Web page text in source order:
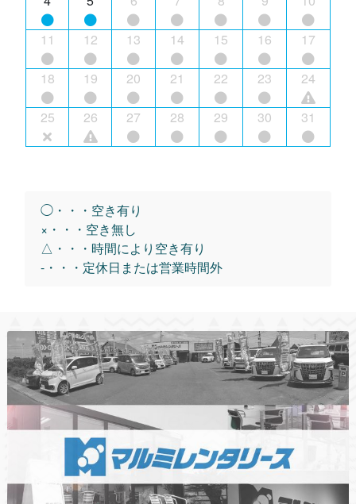
11 12 13 14 15 16 17
18 19 20 21 22 23 24
25 26 27 28 29 30 31
◯・・・空き有り
×・・・空き無し
△・・・時間により空き有り
-・・・定休日または営業時間外